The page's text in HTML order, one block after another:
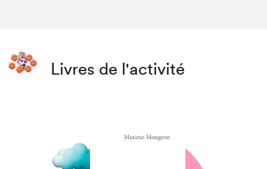
Livres de l'activité